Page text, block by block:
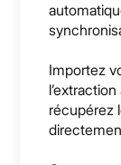
Importez
récupérez